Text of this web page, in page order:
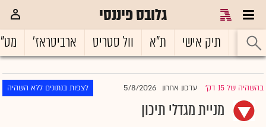
גלובס פיננסי
ראשי תיק אישי ת"א וול סטריט ארביטראז'
בהשהיה של 15 דק' |עדכון אחרון 5/8/2026 לצפות בנתונים ללא השהיה
מניית מגדלי תיכון